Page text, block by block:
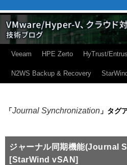
Veeam HPE Zerto HyTrust/
N2WS Backup & Recovery
「Journal Synchronization 」タグ
ジャーナル同期機能(Journal
[StarWind vSAN]